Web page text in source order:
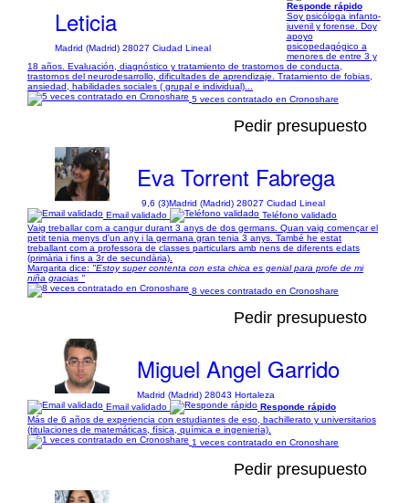
Leticia
Madrid (Madrid) 28027 Ciudad Lineal
Responde rápido
Soy psicóloga infanto-
juvenil y forense. Doy
apoyo
psicopedagógico a
menores de entre 3 y
18 años. Evaluación, diagnóstico y tratamiento de trastornos de conducta,
trastornos del neurodesarrollo, dificultades de aprendizaje. Tratamiento de fobias,
ansiedad, habilidades sociales ( grupal e individual)...
5 veces contratado en Cronoshare
Pedir presupuesto
Eva Torrent Fabrega
9,6 (3)Madrid (Madrid) 28027 Ciudad Lineal
Email validado
Teléfono validado
Vaig treballar com a cangur durant 3 anys de dos germans. Quan vaig començar el
petit tenia menys d'un any i la germana gran tenia 3 anys. També he estat
treballant com a professora de classes particulars amb nens de diferents edats
(primària i fins a 3r de secundària).
Margarita dice: "Estoy super contenta con esta chica es genial para profe de mi
niña gracias "
8 veces contratado en Cronoshare
Pedir presupuesto
Miguel Angel Garrido
Madrid (Madrid) 28043 Hortaleza
Email validado
Responde rápido
Más de 6 años de experiencia con estudiantes de eso, bachillerato y universitarios
(titulaciones de matemáticas, física, química e ingeniería).
1 veces contratado en Cronoshare
Pedir presupuesto